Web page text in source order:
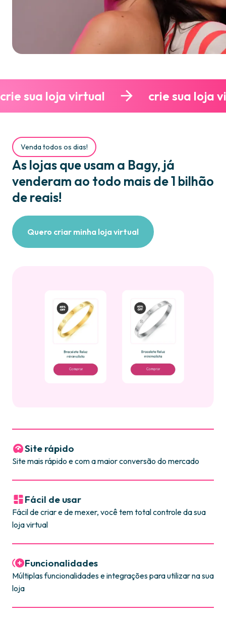
crie sua loja virtual crie sua loja
Venda todos os dias!
As lojas que usam a Bagy, já
venderam ao todo mais de 1 bilhão
de reais!
Quero criar minha loja virtual
Site rápido
Site mais rápido e com a maior conversão do mercado
Fácil de usar
Fácil de criar e de mexer, você tem total controle da sua
loja virtual
Funcionalidades
Múltiplas funcionalidades e integrações para utilizar na sua
loja